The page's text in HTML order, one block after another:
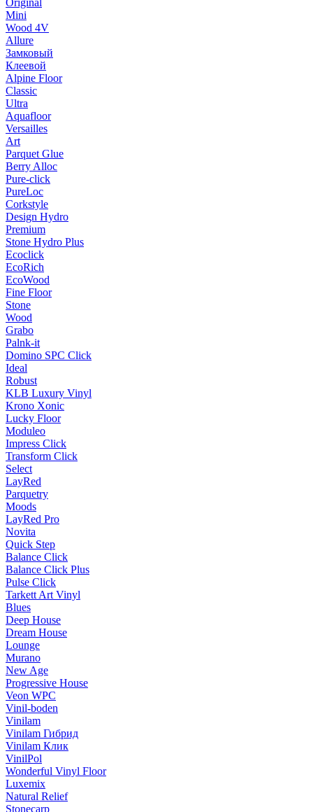
Original
Mini
Wood 4V
Allure
Замковый
Клеевой
Alpine Floor
Classic
Ultra
Aquafloor
Versailles
Art
Parquet Glue
Berry Alloc
Pure-click
PureLoc
Corkstyle
Design Hydro
Premium
Stone Hydro Plus
Ecoclick
EcoRich
EcoWood
Fine Floor
Stone
Wood
Grabo
Palnk-it
Domino SPC Click
Ideal
Robust
KLB Luxury Vinyl
Krono Xonic
Lucky Floor
Moduleo
Impress Click
Transform Click
Select
LayRed
Parquetry
Moods
LayRed Pro
Novita
Quick Step
Balance Click
Balance Click Plus
Pulse Click
Tarkett Art Vinyl
Blues
Deep House
Dream House
Lounge
Murano
New Age
Progressive House
Veon WPC
Vinil-boden
Vinilam
Vinilam Гибрид
Vinilam Клик
VinilPol
Wonderful Vinyl Floor
Luxemix
Natural Relief
Stonecarp